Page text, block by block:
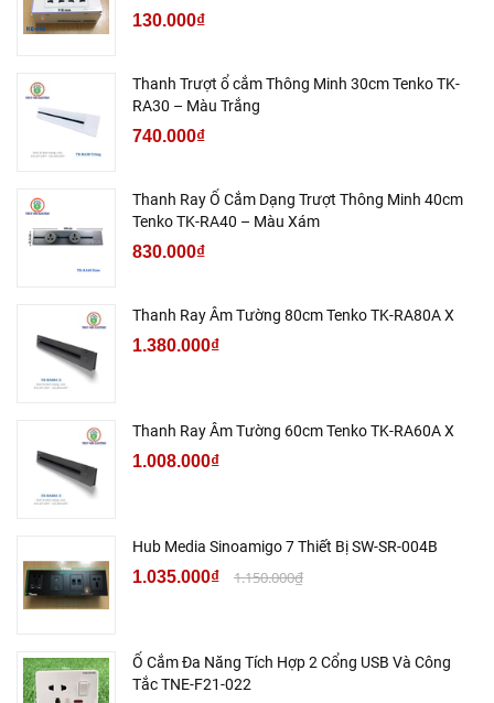
130.000₫
Thanh Trượt ổ cắm Thông Minh 30cm Tenko TK-
RA30 – Màu Trắng
740.000₫
Thanh Ray Ổ Cắm Dạng Trượt Thông Minh 40cm
Tenko TK-RA40 – Màu Xám
830.000₫
Thanh Ray Âm Tường 80cm Tenko TK-RA80A X
1.380.000₫
Thanh Ray Âm Tường 60cm Tenko TK-RA60A X
1.008.000₫
Hub Media Sinoamigo 7 Thiết Bị SW-SR-004B
1.035.000₫ 1.150.000₫
Ổ Cắm Đa Năng Tích Hợp 2 Cổng USB Và Công
Tắc TNE-F21-022